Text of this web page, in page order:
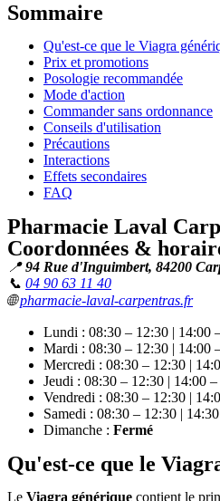
Sommaire
Qu'est-ce que le Viagra
Prix et promotions
Posologie recommandée
Mode d'action
Commander sans ordonnance
Conseils d'utilisation
Précautions
Interactions
Effets secondaires
FAQ
Pharmacie Laval
Coordonnées &
📍94 Rue d'Inguimbert, 84200
📞 04 90 63 11 40
🌐pharmacie-laval-carpentras.fr
Lundi : 08:30 – 12:30 | 14:00
Mardi : 08:30 – 12:30 | 14:00
Mercredi : 08:30 – 12:30 |
Jeudi : 08:30 – 12:30 | 14:00
Vendredi : 08:30 – 12:30 |
Samedi : 08:30 – 12:30 |
Dimanche : Fermé
Qu'est-ce que le
Le Viagra générique contient le